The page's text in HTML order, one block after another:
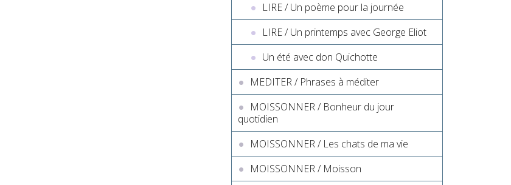
LIRE / Un poème pour la journée
LIRE / Un printemps avec George Eliot
Un été avec don Quichotte
MEDITER / Phrases à méditer
MOISSONNER / Bonheur du jour
quotidien
MOISSONNER / Les chats de ma vie
MOISSONNER / Moisson